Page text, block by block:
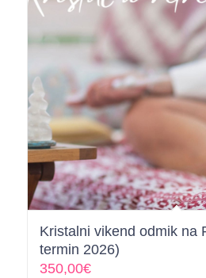
Kristalni vikend odmik na
termin 2026)
350,00€